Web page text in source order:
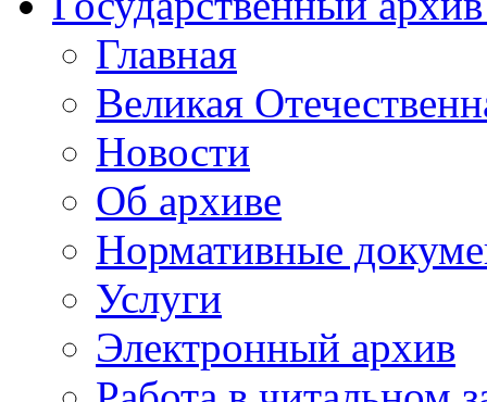
Главная
Великая
Новости
Об архиве
Нормативные
Услуги
Электронный архив